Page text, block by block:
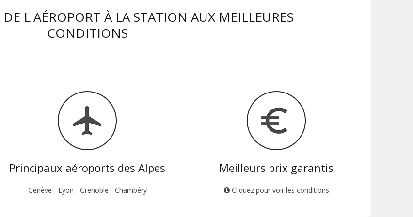
L'AÉROPORT À LA STATION AUX MEILLEURES
CONDITIONS
Principaux aéroports des Alpes
Genève - Lyon - Grenoble - Chambéry
Meilleurs prix garantis
Cliquez pour voir les conditions